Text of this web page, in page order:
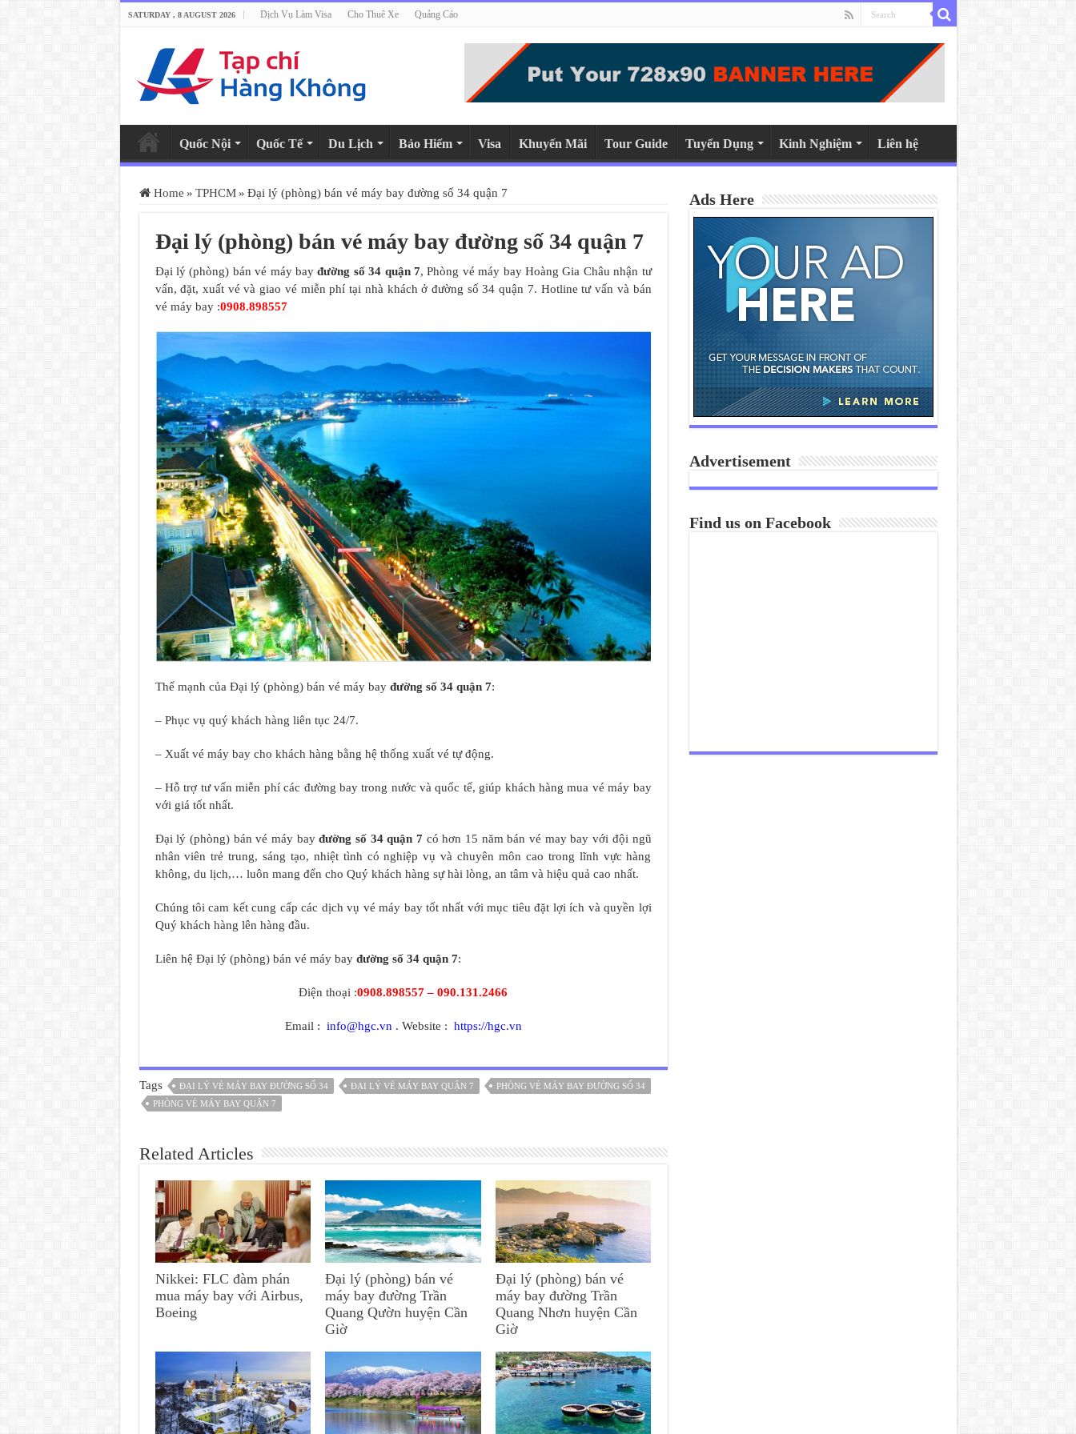
SATURDAY , 8 AUGUST 2026 Dịch Vụ Làm Visa Cho Thuê Xe Quảng Cáo
Quốc Nội Quốc Tế Du Lịch Bảo Hiểm Visa Khuyến Mãi Tour Guide Tuyển Dụng Kinh Nghiệm Liên hệ
Home » TPHCM » Đại lý (phòng) bán vé máy bay đường số 34 quận 7
Đại lý (phòng) bán vé máy bay đường số 34 quận 7
Đại lý (phòng) bán vé máy bayđường số 34 quận 7, Phòng vé máy bay Hoàng Gia Châu nhận tư
vấn, đặt, xuất vé và giao vé miễn phí tại nhà khách ở đường số 34 quận 7. Hotline tư vấn và bán
vé máy bay :0908.898557
Thế mạnh của Đại lý (phòng) bán vé máy bay đường số 34 quận 7:
– Phục vụ quý khách hàng liên tục 24/7.
– Xuất vé máy bay cho khách hàng bằng hệ thống xuất vé tự động.
– Hỗ trợ tư vấn miễn phí các đường bay trong nước và quốc tế, giúp khách hàng mua vé máy bay
với giá tốt nhất.
Đại lý (phòng) bán vé máy bayđường số 34 quận 7 có hơn 15 năm bán vé may bay với đội ngũ
nhân viên trẻ trung, sáng tạo, nhiệt tình có nghiệp vụ và chuyên môn cao trong lĩnh vực hàng
không, du lịch,… luôn mang đến cho Quý khách hàng sự hài lòng, an tâm và hiệu quả cao nhất.
Chúng tôi cam kết cung cấp các dịch vụ vé máy bay tốt nhất với mục tiêu đặt lợi ích và quyền lợi
Quý khách hàng lên hàng đầu.
Liên hệ Đại lý (phòng) bán vé máy bay đường số 34 quận 7:
Điện thoại :0908.898557 – 090.131.2466
Email : info@hgc.vn . Website : https://hgc.vn
Tags ĐẠI LÝ VÉ MÁY BAY ĐƯỜNG SỐ 34 ĐẠI LÝ VÉ MÁY BAY QUẬN 7
PHÒNG VÉ MÁY BAY ĐƯỜNG SỐ 34
PHÒNG VÉ MÁY BAY QUẬN 7
Related Articles
Nikkei: FLC đàm phán
mua máy bay với Airbus,
Boeing
Đại lý (phòng) bán vé
máy bay đường Trần
Quang Qườn huyện Cần
Giờ
Đại lý (phòng) bán vé
máy bay đường Trần
Quang Nhơn huyện Cần
Giờ
Ads Here
Advertisement
Find us on Facebook